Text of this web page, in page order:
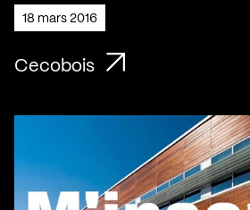
18 mars 2016
Cecobois